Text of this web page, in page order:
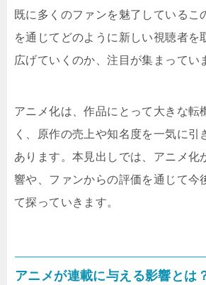
既に多くのファンを魅了しているこ
を通じてどのように新しい視聴者を
広げていくのか、注目が集まってい
アニメ化は、作品にとって大きな転
く、原作の売上や知名度を一気に引
あります。本見出しでは、アニメ化
響や、ファンからの評価を通じて今
て探っていきます。
アニメが連載に与える影響とは